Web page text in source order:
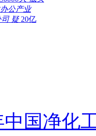
公产业
疑 20亿
中国净化